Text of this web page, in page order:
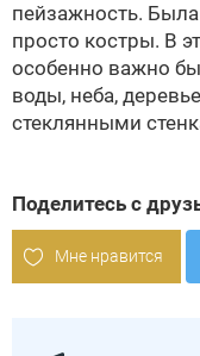
пейзажность.
просто костры. В
особенно важно
воды, неба,
стеклянными
Поделитесь с
Мне нравится